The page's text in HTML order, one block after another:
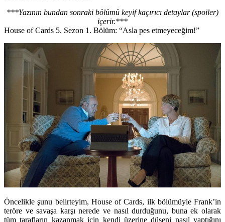
***Yazının bundan sonraki bölümü keyif kaçırıcı detaylar (spoiler)
içerir.***
House of Cards 5. Sezon 1. Bölüm: “Asla pes etmeyeceğim!”
Öncelikle şunu belirteyim, House of Cards, ilk bölümüyle Frank’in
teröre ve savaşa karşı nerede ve nasıl durduğunu, buna ek olarak
tüm tarafların kazanmak için kendi üzerine düşeni nasıl yaptığını